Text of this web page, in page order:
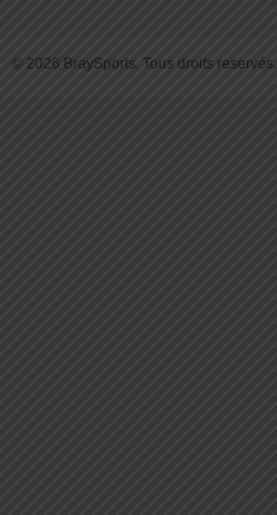
© 2026 BraySports. Tous droits reservés.